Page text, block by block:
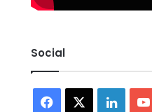
Social
Facebook